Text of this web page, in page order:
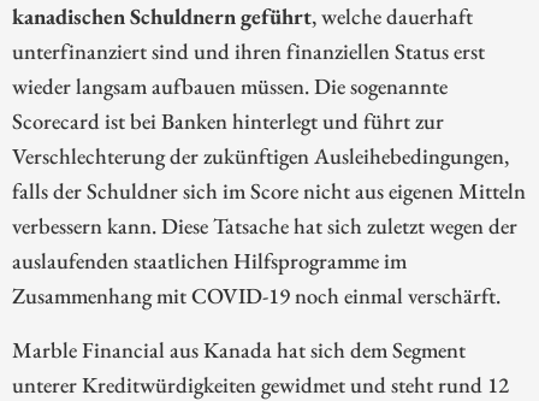
kanadischen Schuldnern geführt, welche dauerhaft
unterfinanziert sind und ihren finanziellen Status erst
wieder langsam aufbauen müssen. Die sogenannte
Scorecard ist bei Banken hinterlegt und führt zur
Verschlechterung der zukünftigen Ausleihebedingungen,
falls der Schuldner sich im Score nicht aus eigenen Mitteln
verbessern kann. Diese Tatsache hat sich zuletzt wegen der
auslaufenden staatlichen Hilfsprogramme im
Zusammenhang mit COVID-19 noch einmal verschärft.
Marble Financial aus Kanada hat sich dem Segment
unterer Kreditwürdigkeiten gewidmet und steht rund 12